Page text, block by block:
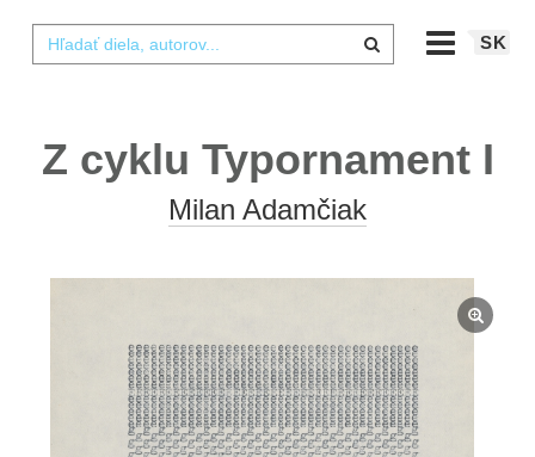
SK
Z cyklu Typornament I
Milan Adamčiak